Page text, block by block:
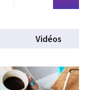
Vidéos